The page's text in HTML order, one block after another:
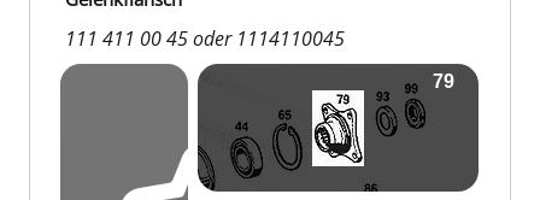
111 411 00 45 oder 1114110045